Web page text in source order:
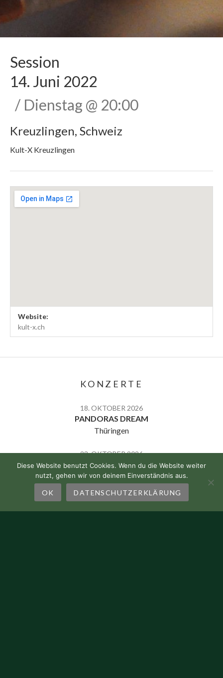
Session
14. Juni 2022
Dienstag @ 20:00
Kreuzlingen, Schweiz
Kult-X Kreuzlingen
Venue Details
Address
Kult-X Kreuzlingen
Kreuzlingen,8280
Website:
kult-x.ch
KONZERTE
PANDORAS DREAM
Thüringen
18. OKTOBER 2026
Trimolon plays Alpine Echoes
Eschen
23. OKTOBER 2026
Florian King Trio
12. NOVEMBER 2026
Diese Website benutzt Cookies. Wenn du die Website weiter
nutzt, gehen wir von deinem Einverständnis aus.
OK DATENSCHUTZERKLÄRUNG